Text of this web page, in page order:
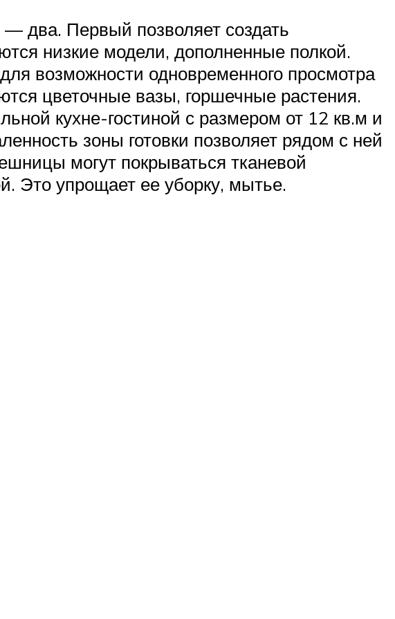
два. Первый позволяет создать
низкие модели, дополненные полкой.
возможности одновременного просмотра
цветочные вазы, горшечные растения.
кухне-гостиной с размером от 12 кв.м и
зоны готовки позволяет рядом с ней
могут покрываться тканевой
Это упрощает ее уборку, мытье.